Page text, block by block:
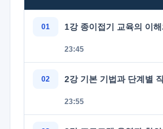
1강 종이접기 교육의 이
23:45
2강 기본 기법과 단계별
23:55